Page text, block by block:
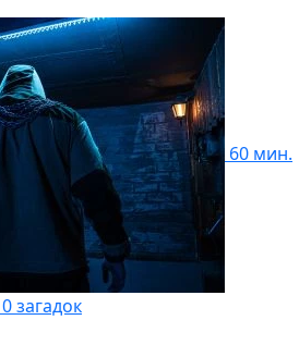
60 мин.
загадок